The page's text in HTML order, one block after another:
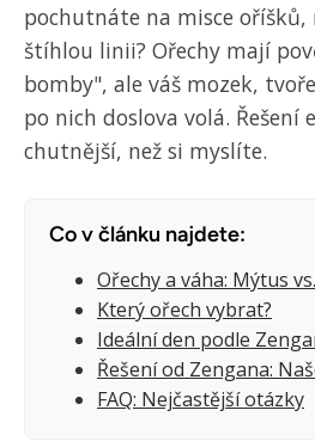
pochutnáte na misce
štíhlou linii? Ořechy mají
bomby", ale váš mozek,
po nich doslova volá. Řešení
chutnější, než si myslíte.
Co v článku najdete:
Ořechy a váha: Mýtus
Který ořech vybrat?
Ideální den podle
Řešení od Zengana:
FAQ: Nejčastější otázky